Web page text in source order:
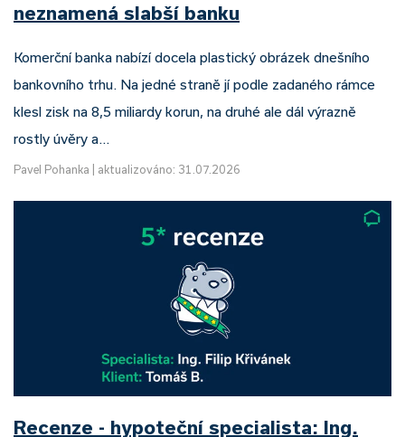
neznamená slabší banku
Komerční banka nabízí docela plastický obrázek dnešního
bankovního trhu. Na jedné straně jí podle zadaného rámce
klesl zisk na 8,5 miliardy korun, na druhé ale dál výrazně
rostly úvěry a…
Pavel Pohanka aktualizováno: 31.07.2026
Recenze - hypoteční specialista: Ing.